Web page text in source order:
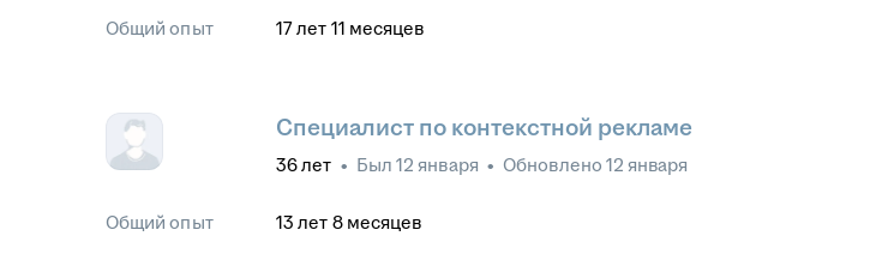
Общий опыт 17лет 11 месяцев
Специалист по контекстной рекламе
36лет • Был 12 января • Обновлено 12 января
Общий опыт 13 лет 8 месяцев